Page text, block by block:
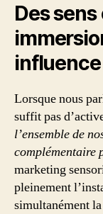
Des
Lorsque nous
suffit pas
l’ensemble de
complémentaire
marketing
pleinement
simultanément